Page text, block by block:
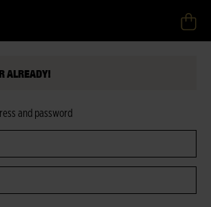
ALREADY!
and password